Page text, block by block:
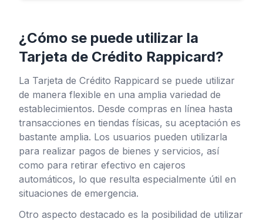
¿Cómo se puede utilizar la
Tarjeta de Crédito Rappicard?
La Tarjeta de Crédito Rappicard se puede utilizar
de manera flexible en una amplia variedad de
establecimientos. Desde compras en línea hasta
transacciones en tiendas físicas, su aceptación es
bastante amplia. Los usuarios pueden utilizarla
para realizar pagos de bienes y servicios, así
como para retirar efectivo en cajeros
automáticos, lo que resulta especialmente útil en
situaciones de emergencia.
Otro aspecto destacado es la posibilidad de utilizar